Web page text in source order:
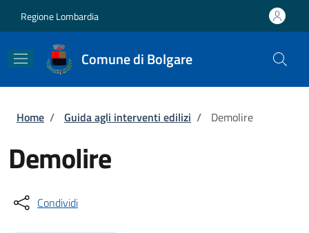
Regione Lombardia
Comune di Bolgare
Briciole di pane
Home / Guida agli interventi edilizi / Demolire
Demolire
Condividi